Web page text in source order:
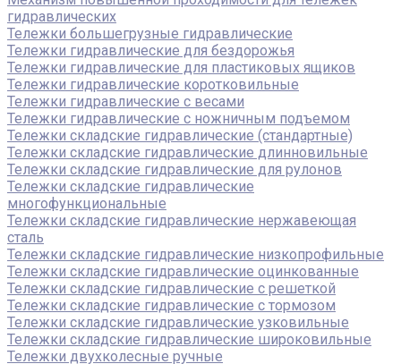
гидравлических
Тележки большегрузные гидравлические
Тележки гидравлические для бездорожья
Тележки гидравлические для пластиковых ящиков
Тележки гидравлические коротковильные
Тележки гидравлические с весами
Тележки гидравлические с ножничным подъемом
Тележки складские гидравлические (стандартные)
Тележки складские гидравлические длинновильные
Тележки складские гидравлические для рулонов
Тележки складские гидравлические
многофункциональные
Тележки складские гидравлические нержавеющая
сталь
Тележки складские гидравлические низкопрофильные
Тележки складские гидравлические оцинкованные
Тележки складские гидравлические с решеткой
Тележки складские гидравлические с тормозом
Тележки складские гидравлические узковильные
Тележки складские гидравлические широковильные
Тележки двухколесные ручные